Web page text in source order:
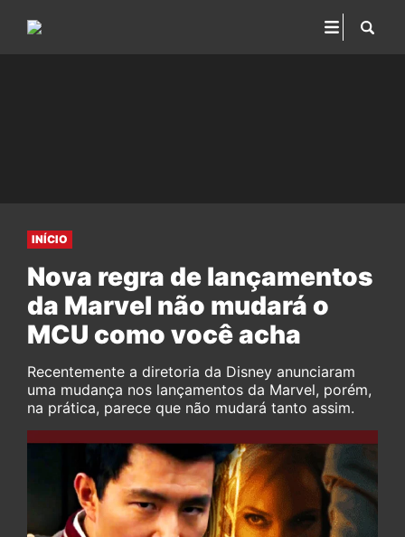
INÍCIO
Nova regra de lançamentos
da Marvel não mudará o
MCU como você acha
Recentemente a diretoria da Disney anunciaram
uma mudança nos lançamentos da Marvel, porém,
na prática, parece que não mudará tanto assim.